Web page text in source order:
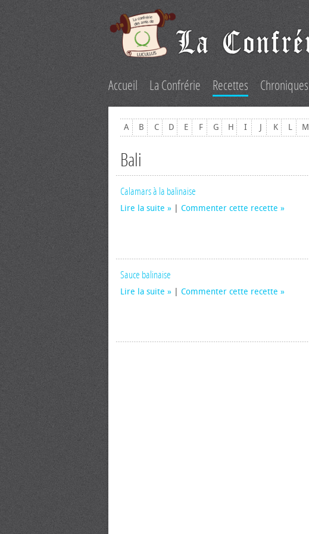
Accueil La Confrérie Recettes Chroniques
A B C D E F G H I J K L M
Bali
Calamars à la balinaise
Lire la suite Commenter cette recette
Sauce balinaise
Lire la suite Commenter cette recette